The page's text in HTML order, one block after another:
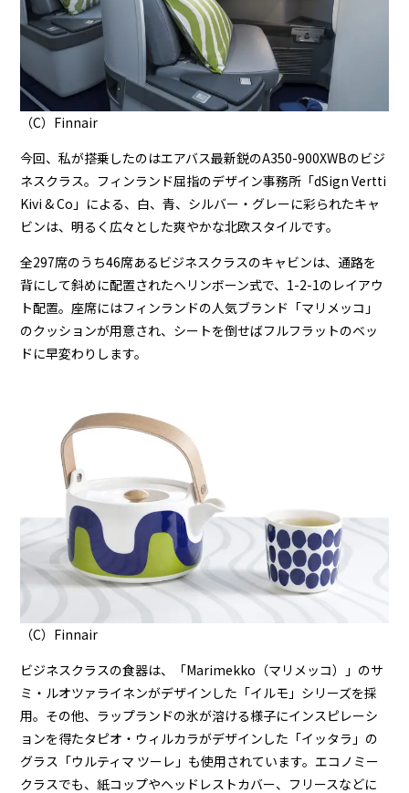
（C）Finnair
今回、私が搭乗したのはエアバス最新鋭のA350-900XWBのビジ
ネスクラス。フィンランド屈指のデザイン事務所「dSign Vertti
Kivi & Co」による、白、青、シルバー・グレーに彩られたキャ
ビンは、明るく広々とした爽やかな北欧スタイルです。
全297席のうち46席あるビジネスクラスのキャビンは、通路を
背にして斜めに配置されたヘリンボーン式で、1-2-1のレイアウ
ト配置。座席にはフィンランドの人気ブランド「マリメッコ」
のクッションが用意され、シートを倒せばフルフラットのベッ
ドに早変わりします。
（C）Finnair
ビジネスクラスの食器は、「Marimekko（マリメッコ）」のサ
ミ・ルオツァライネンがデザインした「イルモ」シリーズを採
用。その他、ラップランドの氷が溶ける様子にインスピレーシ
ョンを得たタピオ・ウィルカラがデザインした「イッタラ」の
グラス「ウルティマ ツーレ」も使用されています。エコノミー
クラスでも、紙コップやヘッドレストカバー、フリースなどに